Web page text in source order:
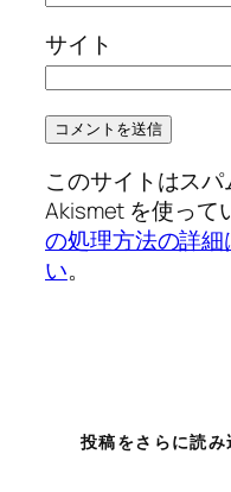
サイト
このサイトはス
Akismet を使って
の処理方法の詳
い。
投稿をさらに読み